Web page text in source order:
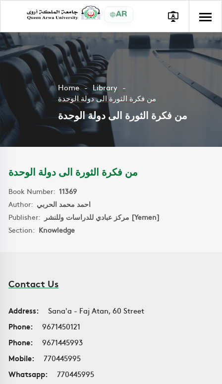
AR
Home
Library
من فكرة الثورة الى دولة الوحدة
من فكرة الثورة الى دولة الوحدة
من فكرة الثورة الى دولة الوحدة
Book Number: 11369
Author: احمد محمد الحربي
Publisher:
مركز عبادي للدراسات وللنشر [Yemen]
Section: Knowledge
Contact Us
Address:
Sana'a - Faj Atan, 60 Street
Phone:
9671450121
Phone:
9671445993
Mobile:
770445995
Whatsapp:
770445995